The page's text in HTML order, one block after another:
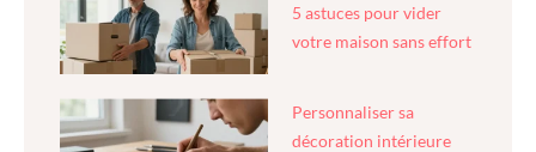
5 astuces pour vider
votre maison sans effort
Personnaliser sa
décoration intérieure